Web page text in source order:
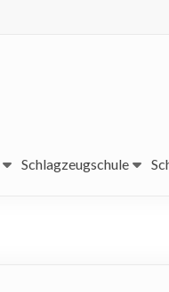
Schlagzeugschule